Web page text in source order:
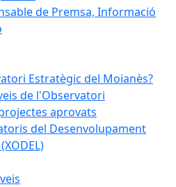
de Premsa, Informació
Estratègic del Moianès?
de l'Observatori
aprovats
del Desenvolupament